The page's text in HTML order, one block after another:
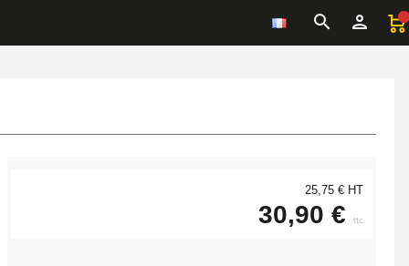
25,75 € HT
30,90 € ttc